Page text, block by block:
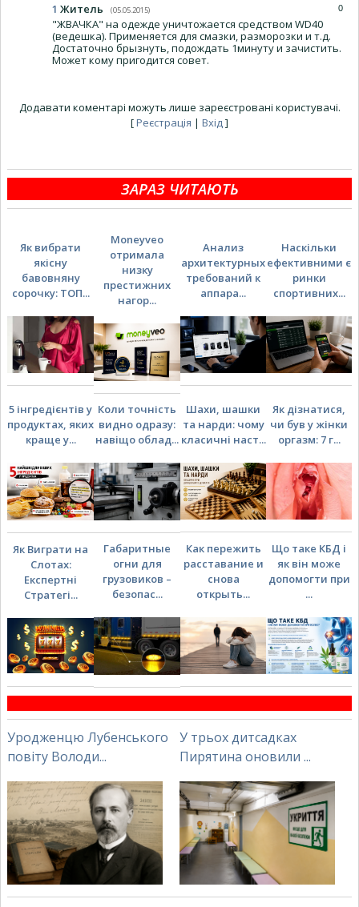
0
1 Житель (05.05.2015)
"ЖВАЧКА" на одежде уничтожается средством WD40
(ведешка). Применяется для смазки, разморозки и т.д.
Достаточно брызнуть, подождать 1минуту и зачистить.
Может кому пригодится совет.
Додавати коментарі можуть лише зареєстровані користувачі.
[Реєстрація | Вхід]
ЗАРАЗ ЧИТАЮТЬ
Як вибрати
якісну
бавовняну
сорочку: ТОП...
Moneyveo
отримала
низку
престижних
нагор...
Анализ
архитектурных
требований к
аппара...
Наскільки
ефективними є
ринки
спортивних...
5 інгредієнтів у
продуктах, яких
краще у...
Коли точність
видно одразу:
навіщо облад...
Шахи, шашки
та нарди: чому
класичні наст...
Як дізнатися,
чи був у жінки
оргазм: 7 г...
Як Виграти на
Слотах:
Експертні
Стратегі...
Габаритные
огни для
грузовиков –
безопас...
Как пережить
расставание и
снова
открыть...
Що таке КБД і
як він може
допомогти при
...
Уродженцю Лубенського
повіту Володи...
У трьох дитсадках
Пирятина оновили ...